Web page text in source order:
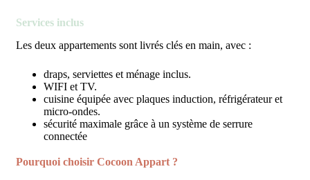
Services inclus
Les deux appartements sont livrés clés en main, avec :
draps, serviettes et ménage inclus.
WIFI et TV.
cuisine équipée avec plaques induction, réfrigérateur et
micro-ondes.
sécurité maximale grâce à un système de serrure
connectée
Pourquoi choisir Cocoon Appart ?